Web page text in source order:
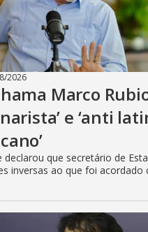
2026
Marco
e ‘anti
declarou que secretário de
inversas ao que foi acordado